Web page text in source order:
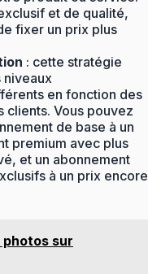
et de qualité,
fixer un prix plus
: cette stratégie
en fonction des
clients. Vous pouvez
de base à un
premium avec plus
et un abonnement
à un prix encore
sur